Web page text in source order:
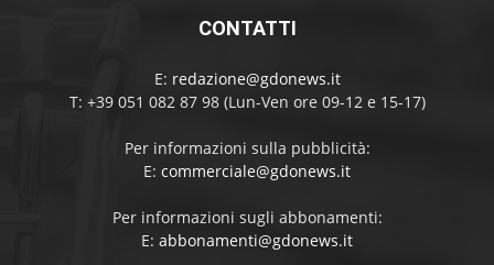
CONTATTI
E: redazione@gdonews.it
T: +39 051 082 87 98 (Lun-Ven ore 09-12 e 15-17)
Per informazioni sulla pubblicità:
E: commerciale@gdonews.it
Per informazioni sugli abbonamenti:
E: abbonamenti@gdonews.it